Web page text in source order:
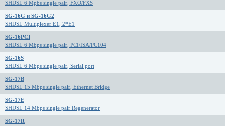
SHDSL 6 Mpbs single pair, FXO/FXS
SG-16G и SG-16G2
SHDSL Multiplexer E1, 2*E1
SG-16PCI
SHDSL 6 Mbps single pair, PCI/ISA/PC104
SG-16S
SHDSL 6 Mbps single pair, Serial port
SG-17B
SHDSL 15 Mbps single pair, Ethernet Bridge
SG-17E
SHDSL 14 Mbps single pair Regenerator
SG-17R